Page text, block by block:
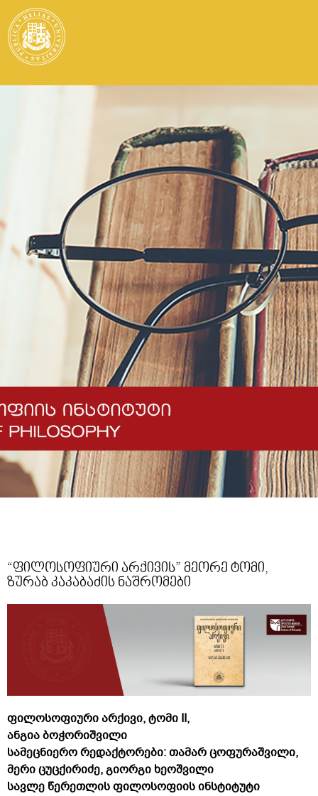
“ფილოსოფიური არქივის” მეორე ტომი,
ზურაბ კაკაბაძის ნაშრომები
ფილოსოფიური არქივი, ტომი II,
ანგია ბოჭორიშვილი
სამეცნიერო რედაქტორები: თამარ ცოფურაშვილი,
მერი ცუცქირიძე, გიორგი ხეოშვილი
სავლე წერეთლის ფილოსოფიის ინსტიტუტი